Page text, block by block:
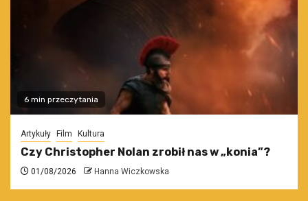
6 min przeczytania
Artykuły Film Kultura
Czy Christopher Nolan zrobił nas w „konia”?
01/08/2026 Hanna Wiczkowska